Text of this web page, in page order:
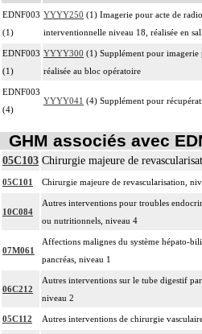
EDNF003
(1)
YYYY250 (1) Imagerie pour acte de
interventionnelle niveau 18, réalisée en
EDNF003
(1)
YYYY300 (1) Supplément pour imagerie
réalisée au bloc opératoire
EDNF003
(4)
YYYY041 (4) Supplément pour
GHM associés avec
05C103 Chirurgie majeure de
05C101 Chirurgie majeure de revascularisation,
10C084
Autres interventions pour troubles
ou nutritionnels, niveau 4
07M061
Affections malignes du système hépato-
pancréas, niveau 1
06C212
Autres interventions sur le tube digestif
niveau 2
05C112 Autres interventions de chirurgie